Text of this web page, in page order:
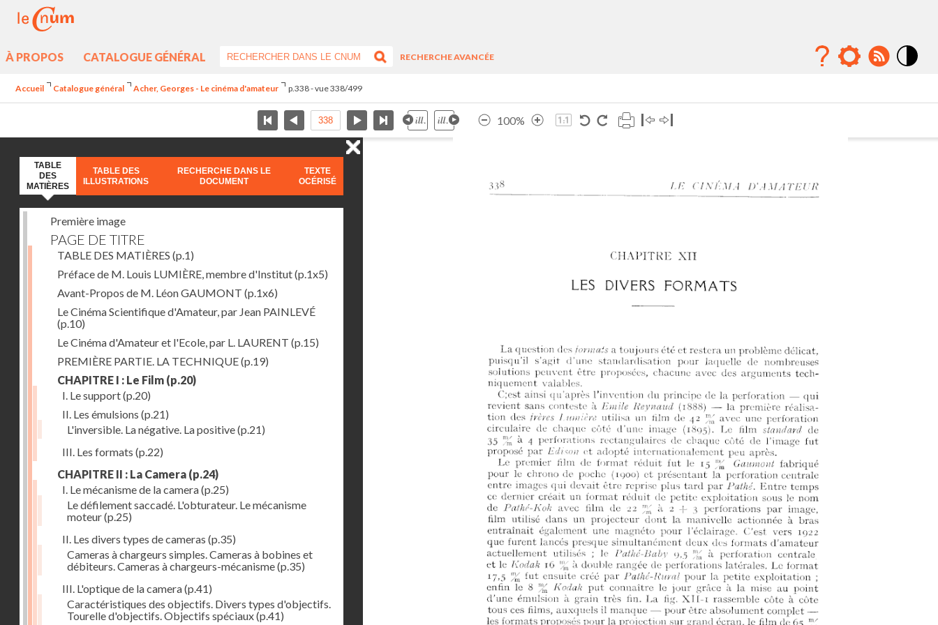
À PROPOS CATALOGUE GÉNÉRAL
RECHERCHE AVANCÉE
Accueil Catalogue général Acher, Georges - Le cinéma d'amateur p.338 - vue 338/499
100%
TABLE
DES
MATIÈRES
TABLE DES
ILLUSTRATIONS
RECHERCHE DANS LE
DOCUMENT
TEXTE
OCÉRISÉ
Première image
PAGE DE TITRE
TABLE DES MATIÈRES (p.1)
Préface de M. Louis LUMIÈRE, membre d'Institut(p.1x5)
Avant-Propos de M. Léon GAUMONT (p.1x6)
Le Cinéma Scientifique d'Amateur, par Jean PAINLEVÉ
(p.10)
Le Cinéma d'Amateur et l'Ecole, par L. LAURENT (p.15)
PREMIÈRE PARTIE. LA TECHNIQUE(p.19)
CHAPITRE I : Le Film (p.20)
I. Le support(p.20)
II. Les émulsions (p.21)
L'inversible. La négative. La positive(p.21)
III. Les formats (p.22)
CHAPITRE II : La Camera (p.24)
I. Le mécanisme de la camera(p.25)
Le défilement saccadé. L'obturateur. Le mécanisme
moteur(p.25)
II. Les divers types de cameras (p.35)
Cameras à chargeurs simples. Cameras à bobines et
débiteurs. Cameras à chargeurs-mécanisme(p.35)
III. L'optique de la camera(p.41)
Caractéristiques des objectifs. Divers types d'objectifs.
Tourelle d'objectifs. Objectifs spéciaux(p.41)